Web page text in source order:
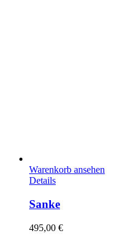
Warenkorb ansehen
Details
Sanke
495,00 €